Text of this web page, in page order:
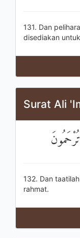
131. Dan
disediakan
Surat Ali
132. Dan
rahmat.